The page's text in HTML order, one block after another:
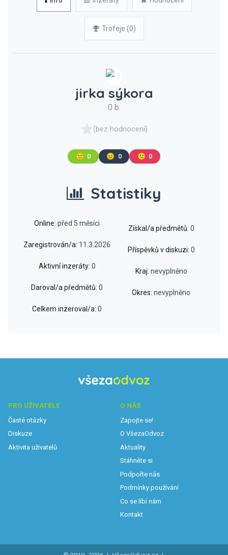
Trofeje (0)
jirka sýkora
0 b.
(bez hodnocení)
🙂 0 😐 0 🙁 0
Statistiky
Online: před 5 měsíci
Zaregistrován/a: 11.3.2026
Aktivní inzeráty: 0
Daroval/a předmětů: 0
Celkem inzeroval/a: 0
Získal/a předmětů: 0
Příspěvků v diskuzi: 0
Kraj: nevyplněno
Okres: nevyplněno
PRO UŽIVATELE
Časté otázky
Diskuze
Aktivita uživatelů
O NÁS
Zapojte se!
O VšezaOdvoz
Aktuality
Stáhněte si
Podpořte nás
Podmínky používání
Co se líbí nám
Kontakt